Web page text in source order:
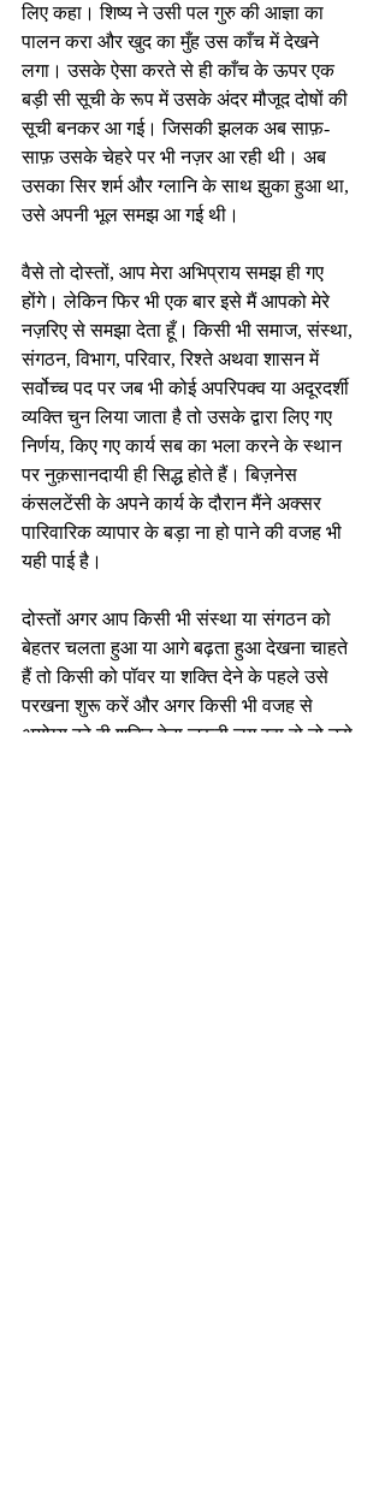
लिए कहा। शिष्य ने उसी पल गुरु की आज्ञा का
पालन करा और खुद का मुँह उस काँच में देखने
लगा। उसके ऐसा करते से ही काँच के ऊपर एक
बड़ी सी सूची के रूप में उसके अंदर मौजूद दोषों की
सूची बनकर आ गई। जिसकी झलक अब साफ़-
साफ़ उसके चेहरे पर भी नज़र आ रही थी। अब
उसका सिर शर्म और ग्लानि के साथ झुका हुआ था,
उसे अपनी भूल समझ आ गई थी।
वैसे तो दोस्तों, आप मेरा अभिप्राय समझ ही गए
होंगे। लेकिन फिर भी एक बार इसे मैं आपको मेरे
नज़रिए से समझा देता हूँ। किसी भी समाज, संस्था,
संगठन, विभाग, परिवार, रिश्ते अथवा शासन में
सर्वोच्च पद पर जब भी कोई अपरिपक्व या अदूरदर्शी
व्यक्ति चुन लिया जाता है तो उसके द्वारा लिए गए
निर्णय, किए गए कार्य सब का भला करने के स्थान
पर नुक़सानदायी ही सिद्ध होते हैं। बिज़नेस
कंसलटेंसी के अपने कार्य के दौरान मैंने अक्सर
पारिवारिक व्यापार के बड़ा ना हो पाने की वजह भी
यही पाई है।
दोस्तों अगर आप किसी भी संस्था या संगठन को
बेहतर चलता हुआ या आगे बढ़ता हुआ देखना चाहते
हैं तो किसी को पॉवर या शक्ति देने के पहले उसे
परखना शुरू करें और अगर किसी भी वजह से
अयोग्य को ही शक्ति देना ज़रूरी लग रहा हो तो उसे